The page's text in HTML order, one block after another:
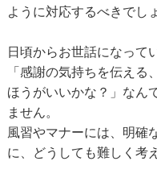
ように対応するべきでし
日頃からお世話になって
「感謝の気持ちを伝える
ほうがいいかな？」なん
ません。
風習やマナーには、明確
に、どうしても難しく考